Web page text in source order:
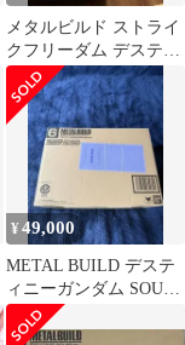
メタルビルド ストライ
クフリーダム デスティ
ニー
¥49,000
METAL BUILD デステ
ィニーガンダム SOUL
RED Ver.